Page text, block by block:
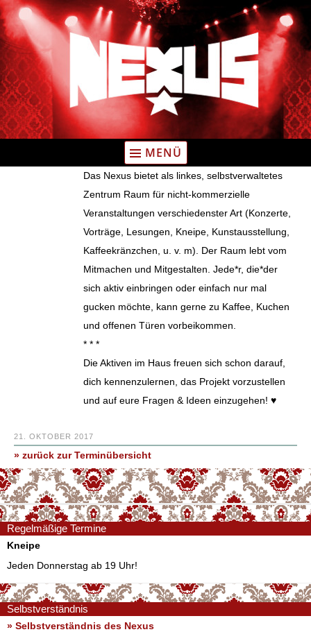
Zum
Inhalt
springen
MENÜ
Das Nexus bietet als linkes, selbstverwaltetes
Zentrum Raum für nicht-kommerzielle
Veranstaltungen verschiedenster Art (Konzerte,
Vorträge, Lesungen, Kneipe, Kunstausstellung,
Kaffeekränzchen, u. v. m). Der Raum lebt vom
Mitmachen und Mitgestalten. Jede*r, die*der
sich aktiv einbringen oder einfach nur mal
gucken möchte, kann gerne zu Kaffee, Kuchen
und offenen Türen vorbeikommen.
* * *
Die Aktiven im Haus freuen sich schon darauf,
dich kennenzulernen, das Projekt vorzustellen
und auf eure Fragen & Ideen einzugehen! ♥
21. OKTOBER 2017
» zurück zur Terminübersicht
Regelmäßige Termine
Kneipe
Jeden Donnerstag ab 19 Uhr!
Selbstverständnis
» Selbstverständnis des Nexus